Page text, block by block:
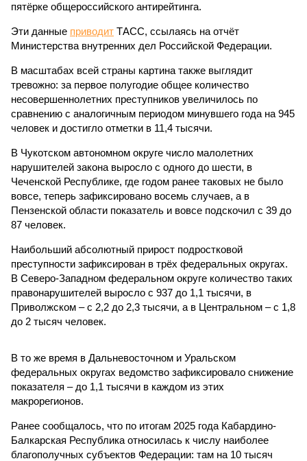
пятёрке общероссийского антирейтинга.
Эти данные приводит ТАСС, ссылаясь на отчёт
Министерства внутренних дел Российской Федерации.
В масштабах всей страны картина также выглядит
тревожно: за первое полугодие общее количество
несовершеннолетних преступников увеличилось по
сравнению с аналогичным периодом минувшего года на 945
человек и достигло отметки в 11,4 тысячи.
В Чукотском автономном округе число малолетних
нарушителей закона выросло с одного до шести, в
Чеченской Республике, где годом ранее таковых не было
вовсе, теперь зафиксировано восемь случаев, а в
Пензенской области показатель и вовсе подскочил с 39 до
87 человек.
Наибольший абсолютный прирост подростковой
преступности зафиксирован в трёх федеральных округах.
В Северо-Западном федеральном округе количество таких
правонарушителей выросло с 937 до 1,1 тысячи, в
Приволжском – с 2,2 до 2,3 тысячи, а в Центральном – с 1,8
до 2 тысяч человек.
В то же время в Дальневосточном и Уральском
федеральных округах ведомство зафиксировало снижение
показателя – до 1,1 тысячи в каждом из этих
макрорегионов.
Ранее сообщалось, что по итогам 2025 года Кабардино-
Балкарская Республика относилась к числу наиболее
благополучных субъектов Федерации: там на 10 тысяч